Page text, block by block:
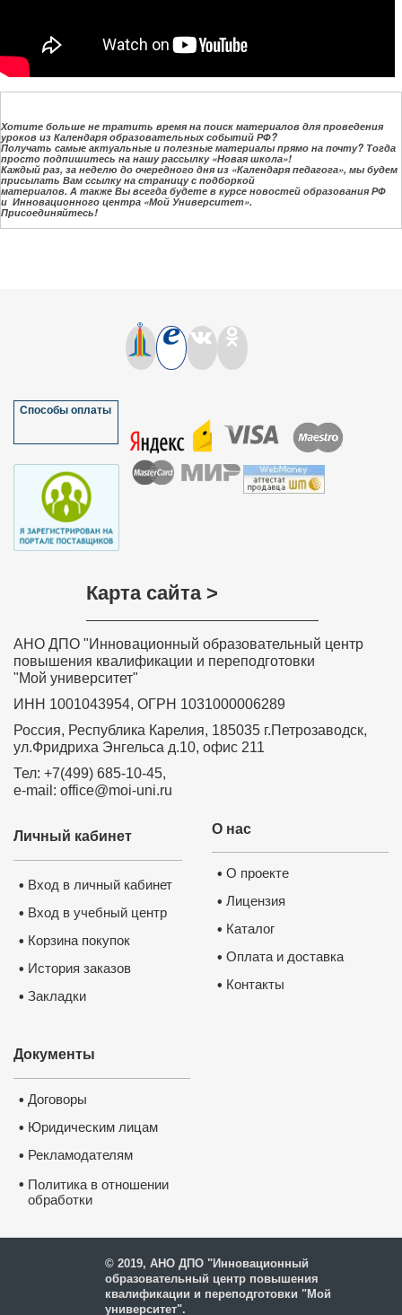
Хотите больше не тратить время на поиск материалов для проведения
уроков из Календаря образовательных событий РФ?
Получать самые актуальные и полезные материалы прямо на почту? Тогда
просто подпишитесь на нашу рассылку «Новая школа»!
Каждый раз, за неделю до очередного дня из «Календаря педагога», мы будем
присылать Вам ссылку на страницу с подборкой
материалов.А также Вы всегда будете в курсе новостей образования РФ
и Инновационного центра «Мой Университет».
Присоединяйтесь!
Способы оплаты
Карта сайта >
АНО ДПО "Инновационный образовательный центр
повышения квалификации и переподготовки
"Мой университет"
ИНН 1001043954, ОГРН 1031000006289
Россия, Республика Карелия, 185035 г.Петрозаводск,
ул.Фридриха Энгельса д.10, офис 211
Тел: +7(499) 685-10-45,
e-mail: office@moi-uni.ru
О нас
• О проекте
• Лицензия
• Каталог
• Оплата и доставка
• Контакты
Личный кабинет
• Вход в личный кабинет
• Вход в учебный центр
• Корзина покупок
• История заказов
• Закладки
Документы
• Договоры
• Юридическим лицам
• Рекламодателям
• Политика в отношении
обработки
© 2019, АНО ДПО "Инновационный
образовательный центр повышения
квалификации и переподготовки "Мой
университет".